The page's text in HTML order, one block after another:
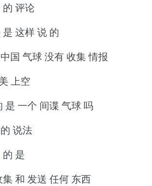
评论
这样 说 的
国 气球 没有 收集 情报
上空
是 一个 间谍 气球 吗
说法
是
和 发送 任何 东西